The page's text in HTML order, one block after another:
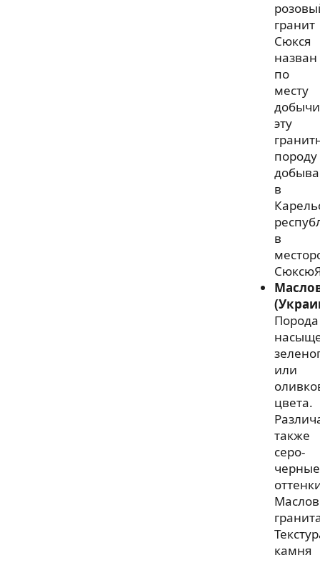
гранит
Сюкся
назван
по
месту
эту
породу
в
в
Порода
или
цвета.
также
серо-
черные
камня